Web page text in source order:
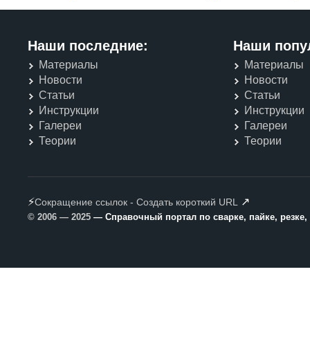
Наши последние:
Материалы
Новости
Статьи
Инструкции
Галереи
Теории
Наши
Материалы
Новости
Статьи
Инструкции
Галереи
Теории
⚡Сокращение ссылок - Создать короткий URL ↗
© 2006 — 2025 — Справочный портал по сварке, пайке,